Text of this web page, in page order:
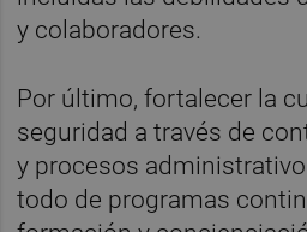
y colaboradores.
Por último, fortalecer la
seguridad a través de
y procesos
todo de programas